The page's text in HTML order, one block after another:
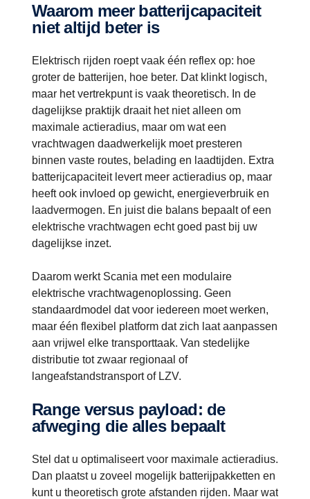
Waarom meer batterijcapaciteit
niet altijd beter is
Elektrisch rijden roept vaak één reflex op: hoe
groter de batterijen, hoe beter. Dat klinkt logisch,
maar het vertrekpunt is vaak theoretisch. In de
dagelijkse praktijk draait het niet alleen om
maximale actieradius, maar om wat een
vrachtwagen daadwerkelijk moet presteren
binnen vaste routes, belading en laadtijden. Extra
batterijcapaciteit levert meer actieradius op, maar
heeft ook invloed op gewicht, energieverbruik en
laadvermogen. En juist die balans bepaalt of een
elektrische vrachtwagen echt goed past bij uw
dagelijkse inzet.
Daarom werkt Scania met een modulaire
elektrische vrachtwagenoplossing. Geen
standaardmodel dat voor iedereen moet werken,
maar één flexibel platform dat zich laat aanpassen
aan vrijwel elke transporttaak. Van stedelijke
distributie tot zwaar regionaal of
langeafstandstransport of LZV.
Range versus payload: de
afweging die alles bepaalt
Stel dat u optimaliseert voor maximale actieradius.
Dan plaatst u zoveel mogelijk batterijpakketten en
kunt u theoretisch grote afstanden rijden. Maar wat